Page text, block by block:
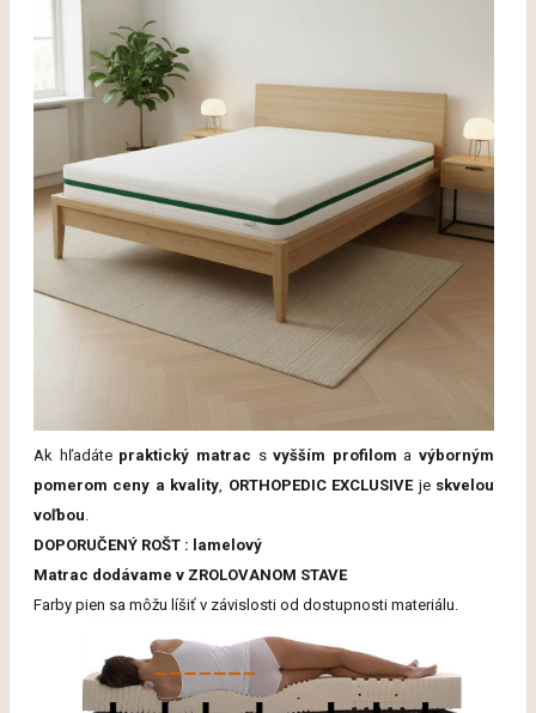
Ak hľadáte praktický matrac svyšším profilom a výborným
pomerom ceny a kvality, ORTHOPEDIC EXCLUSIVE je skvelou
voľbou.
DOPORUČENÝ ROŠT : lamelový
Matrac dodávame v ZROLOVANOM STAVE
Farby pien sa môžu líšiť v závislosti od dostupnosti materiálu.